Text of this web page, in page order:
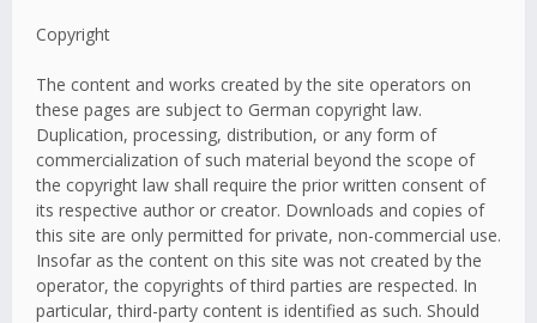
Copyright
The content and works created by the site operators on
these pages are subject to German copyright law.
Duplication, processing, distribution, or any form of
commercialization of such material beyond the scope of
the copyright law shall require the prior written consent of
its respective author or creator. Downloads and copies of
this site are only permitted for private, non-commercial use.
Insofar as the content on this site was not created by the
operator, the copyrights of third parties are respected. In
particular, third-party content is identified as such. Should